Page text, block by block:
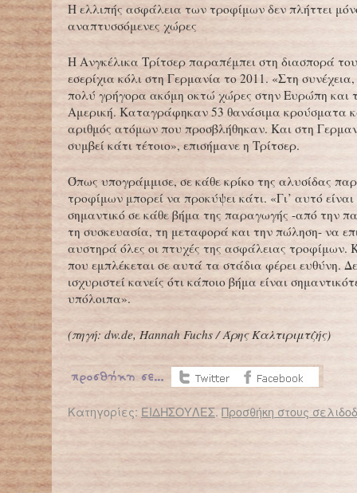
Η ελλιπής ασφάλεια των τροφίμων δεν πλήττει
αναπτυσσόμενες χώρες
Η Ανγκέλικα Τρίτσερ παραπέμπει στη διασπορά
εσερίχια κόλι στη Γερμανία το 2011. «Στη
πολύ γρήγορα ακόμη οκτώ χώρες στην Ευρώπη και
Αμερική. Καταγράφηκαν 53 θανάσιμα κρούσματα
αριθμός ατόμων που προσβλήθηκαν. Και στη
συμβεί κάτι τέτοιο», επισήμανε η Τρίτσερ.
Όπως υπογράμμισε, σε κάθε κρίκο της αλυσίδας
τροφίμων μπορεί να προκύψει κάτι. «Γι’ αυτό
σημαντικό σε κάθε βήμα της παραγωγής -από την
τη συσκευασία, τη μεταφορά και την πώληση- να
αυστηρά όλες οι πτυχές της ασφάλειας τροφίμων.
που εμπλέκεται σε αυτά τα στάδια φέρει ευθύνη.
ισχυριστεί κανείς ότι κάποιο βήμα είναι
υπόλοιπα».
(πηγή: dw.de, Hannah Fuchs / Άρης Καλτιριμτζής)
Κατηγορίες: ΕΙΔΗΣΟΥΛΕΣ.Προσθήκη στους
← Επιστροφή στο %s
Το 43,4% του μισθού των Ελλήνων πάει σε φόρους και εισφορές